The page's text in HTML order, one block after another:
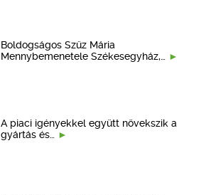
Boldogságos Szűz Mária
Mennybemenetele Székesegyház,…
A piaci igényekkel együtt növekszik a
gyártás és…